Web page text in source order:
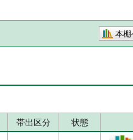
本棚
帯出区分 状態